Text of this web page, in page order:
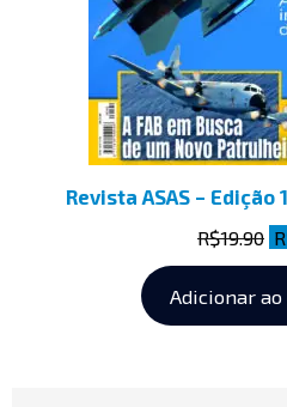
Revista ASAS –
R$19.90
Adicionar